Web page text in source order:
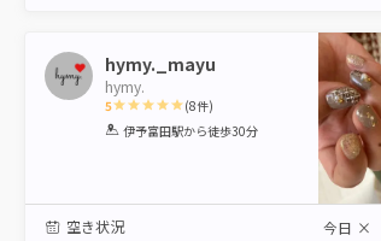
hymy._mayu
hymy.
5
1 2 3 4 5
(8件)
伊予富田駅から徒歩30分
空き状況 今日 ×